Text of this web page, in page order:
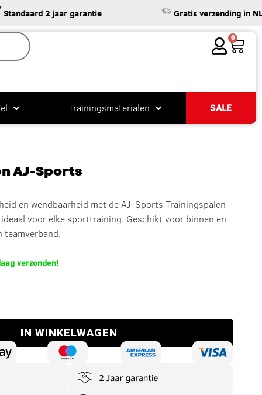
2 jaar garantie Gratis verzending in NL &
0
Trainingsmaterialen SALE
AJ-Sports
en wendbaarheid met de AJ-Sports Trainingspalen
voor elke sporttraining. Geschikt voor binnen en
teamverband.
verzonden!
IN WINKELWAGEN